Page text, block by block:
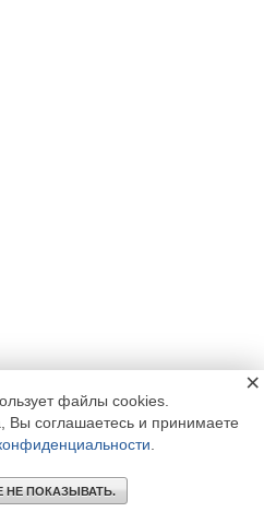
файлы cookies.
Вы соглашаетесь и принимаете
НЕ ПОКАЗЫВАТЬ.
×